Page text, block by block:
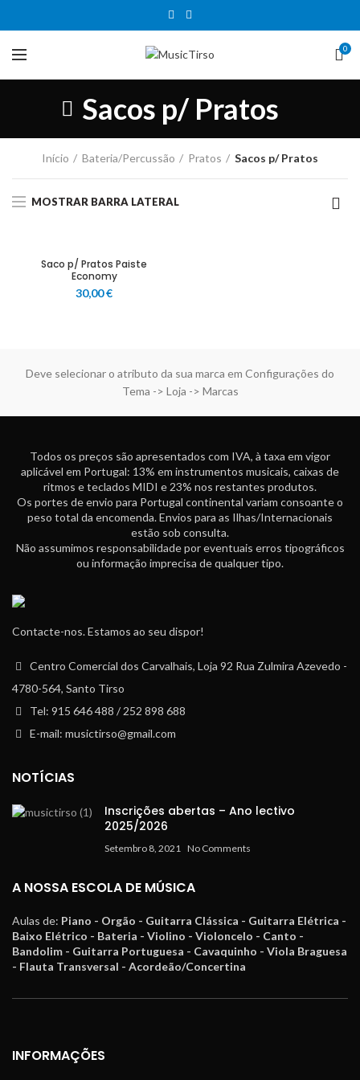
0
Sacos p/ Pratos
Início Bateria/Percussão Pratos Sacos p/ Pratos
MOSTRAR BARRA LATERAL
Saco p/ Pratos Paiste
Economy
30,00€
Deve selecionar o atributo da sua marca em Configurações do
Tema -> Loja -> Marcas
Todos os preços são apresentados com IVA, à taxa em vigor
aplicável em Portugal: 13% em instrumentos musicais, caixas de
ritmos e teclados MIDI e 23% nos restantes produtos.
Os portes de envio para Portugal continental variam consoante o
peso total da encomenda. Envios para as Ilhas/Internacionais
estão sob consulta.
Não assumimos responsabilidade por eventuais erros tipográficos
ou informação imprecisa de qualquer tipo.
Contacte-nos. Estamos ao seu dispor!
Centro Comercial dos Carvalhais, Loja 92 Rua Zulmira Azevedo -
4780-564, Santo Tirso
Tel: 915 646 488 / 252 898 688
E-mail: musictirso@gmail.com
NOTÍCIAS
Inscrições abertas – Ano lectivo
2025/2026
Setembro 8, 2021 No Comments
A NOSSA ESCOLA DE MÚSICA
Aulas de: Piano - Orgão - Guitarra Clássica - Guitarra Elétrica -
Baixo Elétrico - Bateria - Violino - Violoncelo - Canto -
Bandolim - Guitarra Portuguesa - Cavaquinho - Viola Braguesa
- Flauta Transversal - Acordeão/Concertina
INFORMAÇÕES